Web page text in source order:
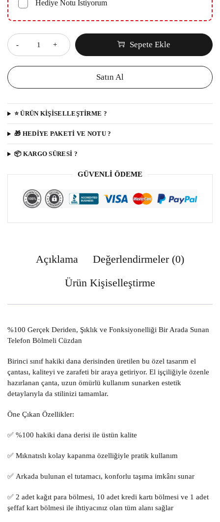
Hediye Notu İstiyorum
Sepete Ekle
Satın Al
⭐️ ÜRÜN KIŞISELLEŞTIRME ?
️🎁 HEDİYE PAKETİ VE NOTU ?
️📦 KARGO SÜRESİ ?
GÜVENLI ÖDEME
Açıklama
Değerlendirmeler (0)
Ürün Kişiselleştirme
%100 Gerçek Deriden, Şıklık ve Fonksiyonelliği Bir Arada Sunan
Telefon Bölmeli Cüzdan
Birinci sınıf hakiki dana derisinden üretilen bu özel tasarım el
çantası, kaliteyi ve zarafeti bir araya getiriyor. El işçiliğiyle özenle
hazırlanan çanta, uzun ömürlü kullanım sunarken estetik
detaylarıyla da stilinizi tamamlar.
Öne Çıkan Özellikler:
✅ %100 hakiki dana derisi ile üstün kalite
✅ Mıknatıslı kolay kapanma özelliğiyle pratik kullanım
✅ Arkada bulunan el tutamacı, konforlu taşıma imkânı sunar
✅ 2 adet kağıt para bölmesi, 10 adet kredi kartı bölmesi ve 1 adet
şeffaf kart bölmesi ile ihtiyacınız olan tüm alanı sağlar